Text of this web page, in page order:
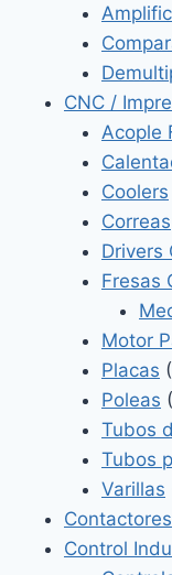
CNC /
Acople
Coolers
Correas
Drivers
Fresas
Motor
Placas
Poleas
Tubos
Tubos
Varillas
Contactores
Control